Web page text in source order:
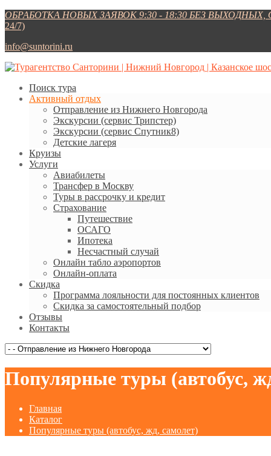
ОБРАБОТКА НОВЫХ ЗАЯВОК 9:30 - 18:30 БЕЗ
24/7)
info@suntorini.ru
Поиск тура
Активный отдых
Отправление из Нижнего Новгорода
Экскурсии (сервис Трипстер)
Экскурсии (сервис Спутник8)
Детские лагеря
Круизы
Услуги
Авиабилеты
Трансфер в Москву
Туры в рассрочку и кредит
Страхование
Путешествие
ОСАГО
Ипотека
Несчастный случай
Онлайн табло аэропортов
Онлайн-оплата
Скидка
Программа лояльности для постоянных клиентов
Скидка за самостоятельный подбор
Отзывы
Контакты
Популярные туры (автобус,
Главная
Каталог
Популярные туры (автобус, жд, самолет)